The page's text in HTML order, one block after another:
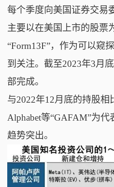
每个季度向美国证券交易
主要以在美国上市的股票
“Form13F”，作为可以窥
到关注。截至2023年3月
部完成。
与2022年12月底的持股相
Alphabet等“GAFAM”为
趋势突出。